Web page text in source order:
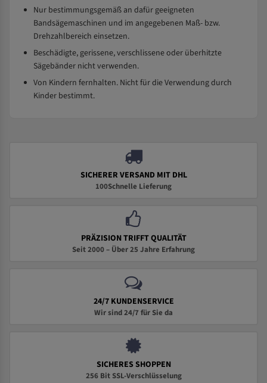
Nur bestimmungsgemäß an dafür geeigneten
Bandsägemaschinen und im angegebenen Maß- bzw.
Drehzahlbereich einsetzen.
Beschädigte, gerissene, verschlissene oder überhitzte
Sägebänder nicht verwenden.
Von Kindern fernhalten. Nicht für die Verwendung durch
Kinder bestimmt.
SICHERER VERSAND MIT DHL
100Schnelle Lieferung
PRÄZISION TRIFFT QUALITÄT
Seit 2000 – Über 25 Jahre Erfahrung
24/7 KUNDENSERVICE
Wir sind 24/7 für Sie da
SICHERES SHOPPEN
256 Bit SSL-Verschlüsselung